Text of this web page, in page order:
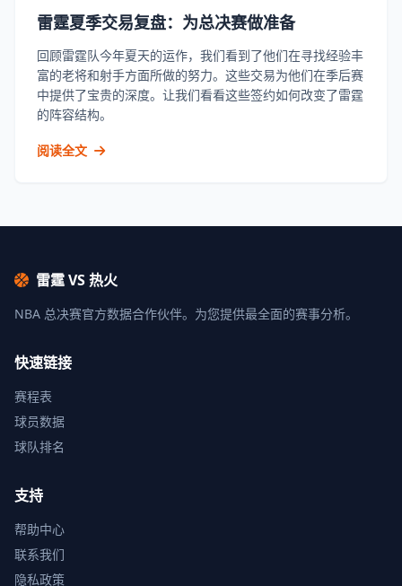
雷霆夏季交易复盘：为总决赛做准备
回顾雷霆队今年夏天的运作，我们看到了他们在寻找经验丰
富的老将和射手方面所做的努力。这些交易为他们在季后赛
中提供了宝贵的深度。让我们看看这些签约如何改变了雷霆
的阵容结构。
阅读全文
雷霆 VS 热火
NBA 总决赛官方数据合作伙伴。为您提供最全面的赛事分析。
快速链接
赛程表
球员数据
球队排名
支持
帮助中心
联系我们
隐私政策